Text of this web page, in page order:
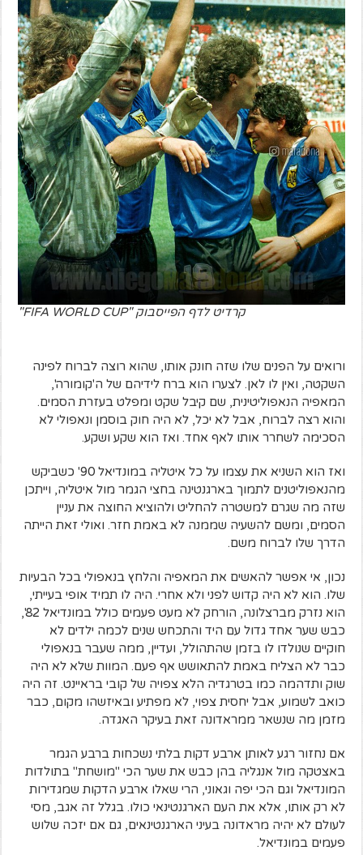
קרדיט לדף הפייסבוק "FIFA WORLD CUP"
ורואים על הפנים שלו שזה חונק אותו, שהוא רוצה לברוח לפינה
השקטה, ואין לו לאן. לצערו הוא ברח לידיהם של ה'קומורה',
המאפיה הנאפוליטינית, שם קיבל שקט ומפלט בעזרת הסמים.
והוא רצה לברוח, אבל לא יכל, לא היה חוק בוסמן ונאפולי לא
הסכימה לשחרר אותו לאף אחד. ואז הוא שקע ושקע.
ואז הוא השניא את עצמו על כל איטליה במונדיאל 90' כשביקש
מהנאפוליטנים לתמוך בארגנטינה בחצי הגמר מול איטליה, וייתכן
שזה מה שגרם למשטרה להחליט ולהוציא החוצה את עניין
הסמים, ומשם להשעיה שממנה לא באמת חזר. ואולי זאת הייתה
הדרך שלו לברוח משם.
נכון, אי אפשר להאשים את המאפיה והלחץ בנאפולי בכל הבעיות
שלו. הוא לא היה קדוש לפני ולא אחרי. היה לו תמיד אופי בעייתי,
הוא נזרק מברצלונה, הורחק לא מעט פעמים כולל במונדיאל 82',
כבש שער אחד גדול עם היד והתכחש שנים לכמה ילדים לא
חוקיים שנולדו לו בזמן שהתהולל, ועדיין, ממה שעבר בנאפולי
כבר לא הצליח באמת להתאושש אף פעם. המוות שלא לא היה
שוק ותדהמה כמו בטרגדיה הלא צפויה של קובי בראיינט. זה היה
כואב לשמוע, אבל יחסית צפוי, לא מפתיע ובאיזשהו מקום, כבר
מזמן מה שנשאר ממראדונה זאת בעיקר האגדה.
אם נחזור רגע לאותן ארבע דקות בלתי נשכחות ברבע הגמר
באצטקה מול אנגליה בהן כבש את שער הכי "מושחת" בתולדות
המונדיאל וגם הכי יפה וגאוני, הרי שאלו ארבע הדקות שמגדירות
לא רק אותו, אלא את העם הארגנטינאי כולו. בגלל זה אגב, מסי
לעולם לא יהיה מראדונה בעיני הארגנטינאים, גם אם יזכה שלוש
פעמים במונדיאל.